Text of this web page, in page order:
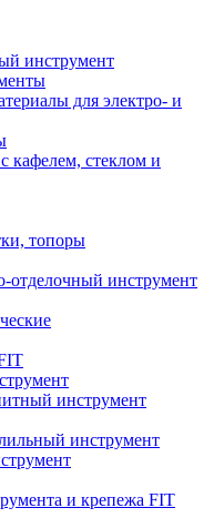
инструмент
для электро- и
кафелем, стеклом и
топоры
инструмент
инструмент
инструмент
и крепежа FIT